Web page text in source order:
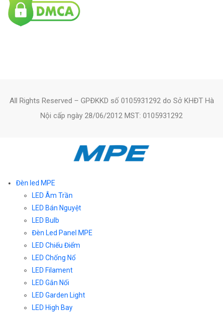
All Rights Reserved – GPĐKKD số 0105931292 do Sở KHĐT Hà
Nội cấp ngày 28/06/2012 MST: 0105931292
Đèn led MPE
LED Âm Trần
LED Bán Nguyệt
LED Bulb
Đèn Led Panel MPE
LED Chiếu Điểm
LED Chống Nổ
LED Filament
LED Gắn Nổi
LED Garden Light
LED High Bay